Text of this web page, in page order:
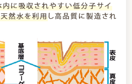
ハリ、ツヤが不
くすみ、シミが